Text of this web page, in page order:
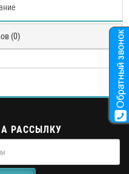
(0)
РАССЫЛКУ